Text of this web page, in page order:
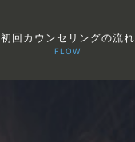
初回カウンセリングの流れ
FLOW